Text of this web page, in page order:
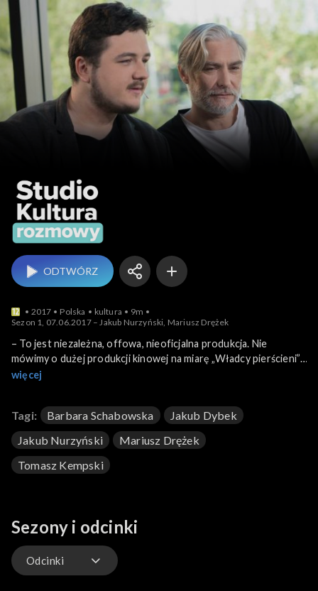
Studio Kultura Rozmowy
ODTWÓRZ
2017 Polska kultura
9m
Sezon 1, 07.06.2017 – Jakub Nurzyński, Mariusz Drężek
– To jest niezależna, offowa, nieoficjalna produkcja. Nie
mówimy o dużej produkcji kinowej na miarę „Władcy pierścieni”.
To film dla fanów od fanów – mówią reżyser Jakub Nurzyński i
Później”, produkcji osadzonej w uniwersum „Wiedźmina”,
zrealizowanej w głównej mierze dzięki fanom sagi.
więcej
Tagi: Barbara Schabowska
Jakub Dybek
Jakub Nurzyński
Mariusz Drężek
Tomasz Kempski
Sezony i odcinki
Odcinki